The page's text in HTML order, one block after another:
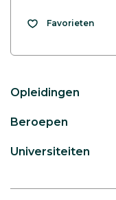
Favorieten
Opleidingen
Beroepen
Universiteiten